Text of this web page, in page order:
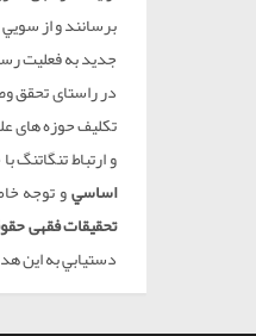
برسانند و از
جديد به فعليت
در راستای تحقق
تکلیف حوزه های
و ارتباط
اساسيو توجه
تحقیقات فقهی
دستيابي به اين